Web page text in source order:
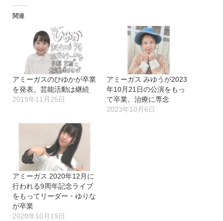
関連
アミーガスのひゆかが卒業
を発表。芸能活動は継続
2019年11月25日
アミーガス みゆうが2023
年10月21日の公演をもっ
て卒業。治療に専念
2023年10月6日
アミーガス 2020年12月に
行われる9周年記念ライブ
をもってリーダー・ゆりな
が卒業
2020年10月19日